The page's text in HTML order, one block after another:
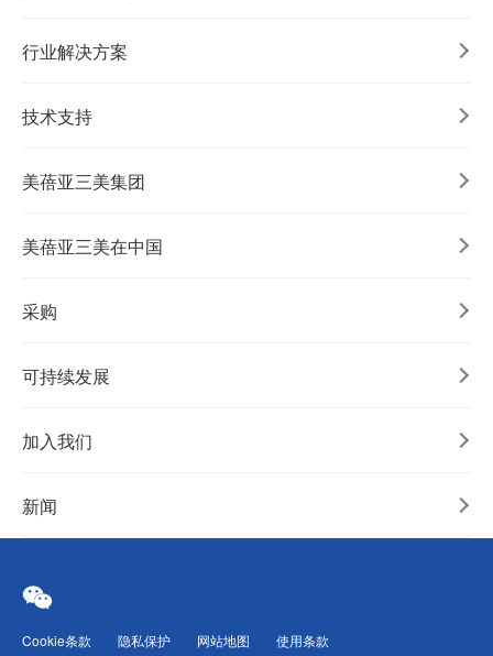
行业解决方案
技术支持
美蓓亚三美集团
美蓓亚三美在中国
采购
可持续发展
加入我们
新闻
Cookie条款 隐私保护 网站地图 使用条款